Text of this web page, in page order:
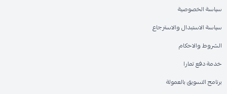
سياسة الخصوصية
سياسة الاستبدال والاسترجاع
الشروط والاحكام
خدمة دفع تمارا
برنامج التسويق بالعمولة